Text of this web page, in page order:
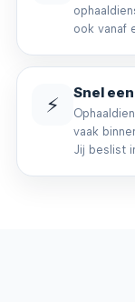
ook vanaf
⚡ Snel
vaak
Jij beslist